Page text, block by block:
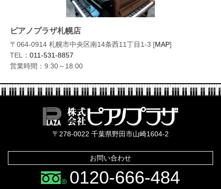
ピアノプラザ札幌店
〒064-0914 札幌市中央区南14条西11丁目1-3 [MAP]
TEL： 011-531-8857
営業時間：9:30～18:00
〒278-0022 千葉県野田市山崎1604-2
お問い合わせ
0120-666-484